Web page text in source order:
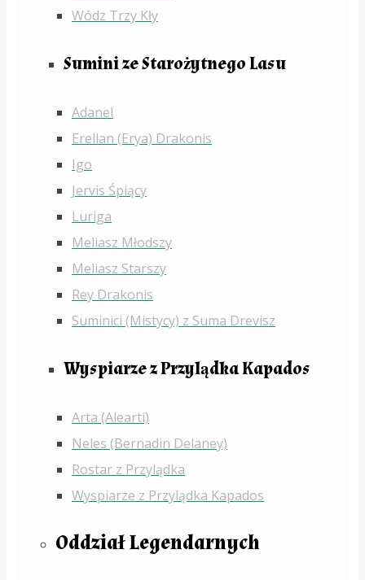
Wódz Trzy Kły
Sumini ze Starożytnego Lasu
Adanel
Erellan (Erya) Drakonis
Igo
Jervis Śpiący
Luriga
Meliasz Młodszy
Meliasz Starszy
Rey Drakonis
Suminici (Mistycy) z Suma Drevisz
Wyspiarze z Przylądka Kapados
Arta (Alearti)
Neles (Bernadin Delaney)
Rostar z Przylądka
Wyspiarze z Przylądka Kapados
Oddział Legendarnych